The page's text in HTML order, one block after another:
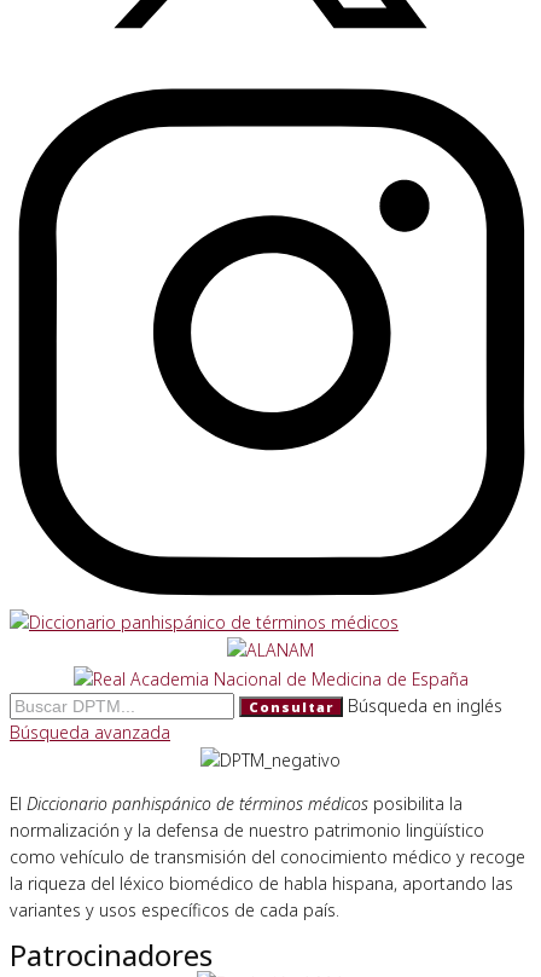
Consultar
Búsqueda en inglés
Búsqueda avanzada
El Diccionario panhispánico de términos médicos posibilita la
normalización y la defensa de nuestro patrimonio lingüístico
como vehículo de transmisión del conocimiento médico y recoge
la riqueza del léxico biomédico de habla hispana, aportando las
variantes y usos específicos de cada país.
Patrocinadores